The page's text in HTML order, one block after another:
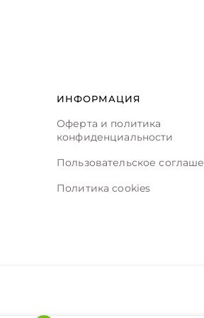
ИНФОРМАЦИЯ
Оферта и политика
конфиденциальности
Пользовательское
Политика cookies